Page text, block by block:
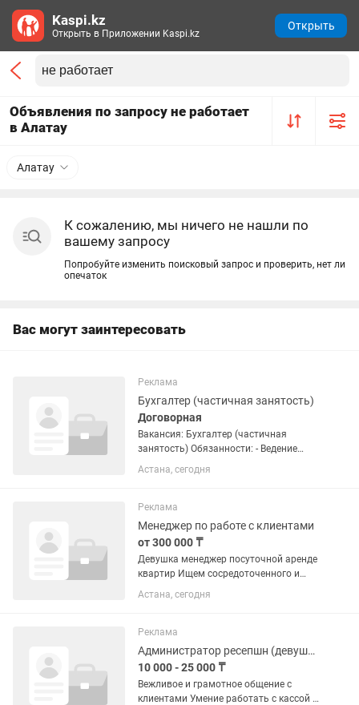
Объявления по запросу не работает
в Алатау
Алатау
К сожалению, мы ничего не нашли по
вашему запросу
Попробуйте изменить поисковый запрос и проверить, нет ли
опечаток
Вас могут заинтересовать
Реклама
Бухгалтер (частичная занятость)
Договорная
Вакансия: Бухгалтер (частичная
занятость) Обязанности: - Ведение
ежедневного учёта доходов и расходов
- Контроль поступлений денежных
Фиксация и систематизация всех...
Астана, сегодня
Реклама
Менеджер по работе с клиентами
от 300 000 ₸
Девушка менеджер посуточной аренде
квартир Ищем сосредоточенного и
ответственного сотрудника в команду.
Опыт не обязателен — всему обучим!
русского языков, базовые...
Астана, сегодня
Реклама
Администратор ресепшн (девушки)
10 000 - 25 000 ₸
Вежливое и грамотное общение с
клиентами Умение работать с кассой и
Kaspi.kz
Открыть в Приложении Kaspi.kz
Открыть